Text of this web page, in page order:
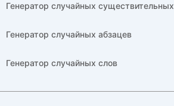
Генератор случайных существительных
Генератор случайных абзацев
Генератор случайных слов